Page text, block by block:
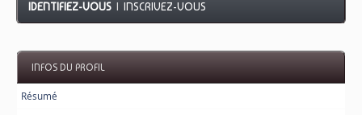
IDENTIFIEZ-VOUS |INSCRIVEZ-VOUS
INFOS DU PROFIL
Résumé